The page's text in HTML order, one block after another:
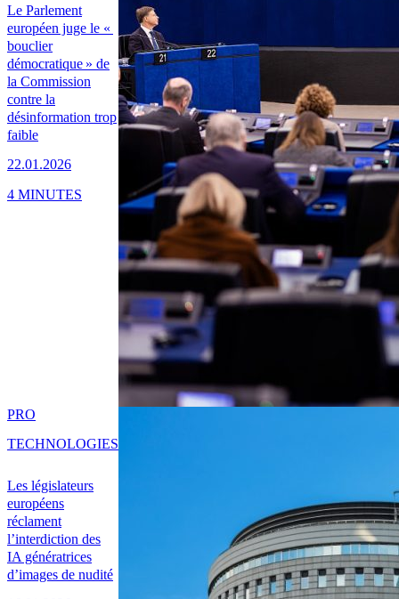
Le Parlement
européen juge le «
bouclier
démocratique » de
la Commission
contre la
désinformation trop
faible
22.01.2026
4 MINUTES
Les législateurs
européens
réclament
l’interdiction des
IA génératrices
d’images de nudité
PRO
TECHNOLOGIES